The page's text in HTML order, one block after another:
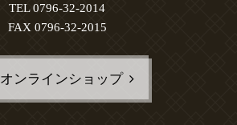
TEL 0796-32-2014
FAX 0796-32-2015
オンラインショップ